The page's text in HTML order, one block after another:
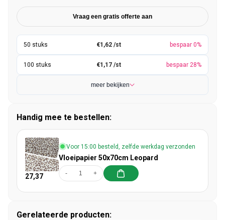
Vraag een gratis offerte aan
€1,62 /st bespaar 0%
€1,17 /st bespaar 28%
meer bekijken
Handig mee te bestellen:
27,37
Voor 15:00 besteld, zelfde werkdag verzonden
Vloeipapier 50x70cm Leopard
- +
Gerelateerde producten: